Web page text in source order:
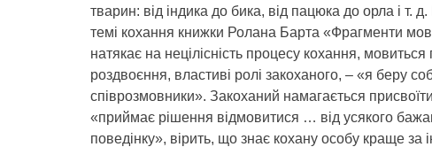
тварин: від індика до бика, від пацюка до орла і
темі кохання книжки Ролана Барта «Фрагменти
натякає на нецілісність процесу кохання,
роздвоєння, властиві ролі закоханого, – «я беру
співрозмовники». Закоханий намагається
«приймає рішення відмовитися … від усякого
поведінку», вірить, що знає кохану особу краще